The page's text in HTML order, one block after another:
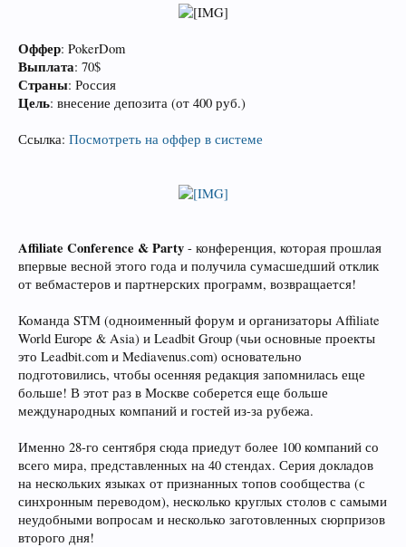
Оффер: PokerDom
Выплата: 70$
Страны: Россия
Цель: внесение депозита (от 400 руб.)
Ссылка: Посмотреть на оффер в системе
Affiliate Conference & Party - конференция, которая прошлая
впервые весной этого года и получила сумасшедший отклик
от вебмастеров и партнерских программ, возвращается!
Команда STM (одноименный форум и организаторы Affiliate
World Europe & Asia) и Leadbit Group (чьи основные проекты
это Leadbit.com и Mediavenus.com) основательно
подготовились, чтобы осенняя редакция запомнилась еще
больше! В этот раз в Москве соберется еще больше
международных компаний и гостей из-за рубежа.
Именно 28-го сентября сюда приедут более 100 компаний со
всего мира, представленных на 40 стендах. Серия докладов
на нескольких языках от признанных топов сообщества (с
синхронным переводом), несколько круглых столов с самыми
неудобными вопросам и несколько заготовленных сюрпризов
второго дня!